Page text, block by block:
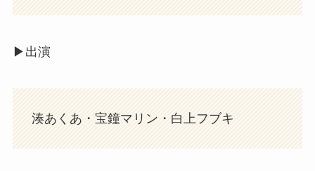
▶︎出演
湊あくあ・宝鐘マリン・白上フブキ